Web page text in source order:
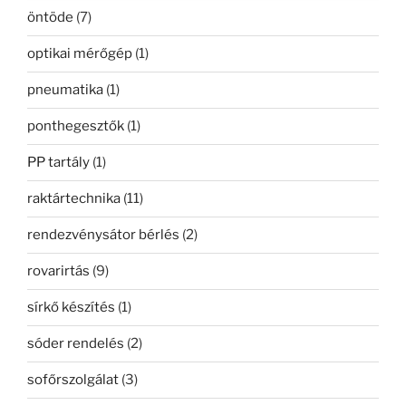
öntöde (7)
optikai mérőgép (1)
pneumatika (1)
ponthegesztők (1)
PP tartály (1)
raktártechnika (11)
rendezvénysátor bérlés (2)
rovarirtás (9)
sírkő készítés (1)
sóder rendelés (2)
sofőrszolgálat (3)